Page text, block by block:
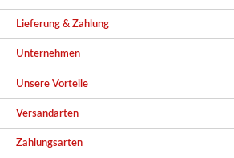
Lieferung & Zahlung
Unternehmen
Unsere Vorteile
Versandarten
Zahlungsarten